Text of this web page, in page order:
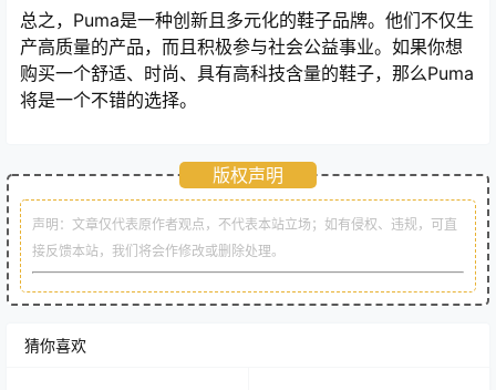
总之，Puma是一种创新且多元化的鞋子品牌。他们不仅生
产高质量的产品，而且积极参与社会公益事业。如果你想
购买一个舒适、时尚、具有高科技含量的鞋子，那么Puma
将是一个不错的选择。
版权声明
声明：文章仅代表原作者观点，不代表本站立场；如有侵权、违规，可直
接反馈本站，我们将会作修改或删除处理。
猜你喜欢